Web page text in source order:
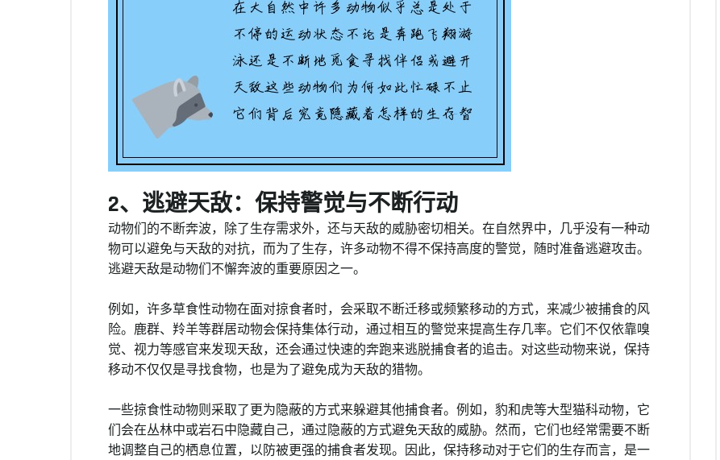
2、逃避天敌：保持警觉与不断行动
动物们的不断奔波，除了生存需求外，还与天敌的威胁密切相关。在自然界中，几乎没有一种动
物可以避免与天敌的对抗，而为了生存，许多动物不得不保持高度的警觉，随时准备逃避攻击。
逃避天敌是动物们不懈奔波的重要原因之一。
例如，许多草食性动物在面对掠食者时，会采取不断迁移或频繁移动的方式，来减少被捕食的风
险。鹿群、羚羊等群居动物会保持集体行动，通过相互的警觉来提高生存几率。它们不仅依靠嗅
觉、视力等感官来发现天敌，还会通过快速的奔跑来逃脱捕食者的追击。对这些动物来说，保持
移动不仅仅是寻找食物，也是为了避免成为天敌的猎物。
一些掠食性动物则采取了更为隐蔽的方式来躲避其他捕食者。例如，豹和虎等大型猫科动物，它
们会在丛林中或岩石中隐藏自己，通过隐蔽的方式避免天敌的威胁。然而，它们也经常需要不断
地调整自己的栖息位置，以防被更强的捕食者发现。因此，保持移动对于它们的生存而言，是一